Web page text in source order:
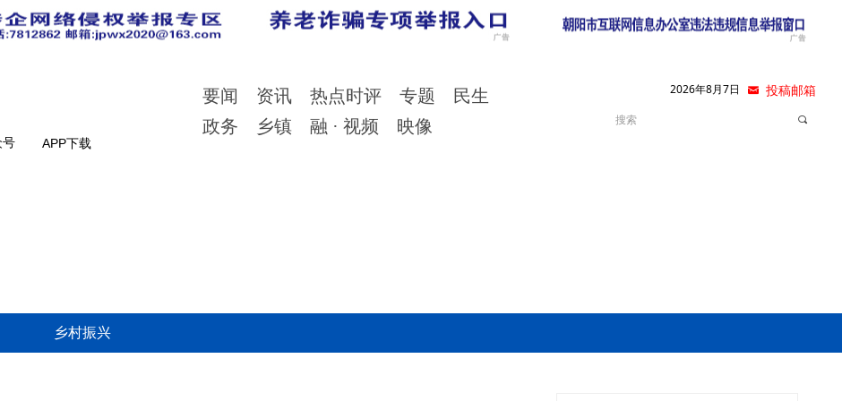
끠
要闻 资讯 热点时评 专题
民生
政务
乡镇 融 · 视频 映像
号 APP下载
낂 投稿邮箱
2026年8月7日
乡村振兴